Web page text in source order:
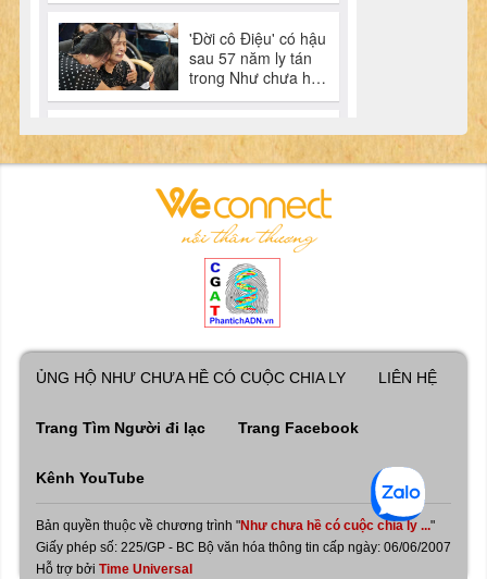
ỦNG HỘ NHƯ CHƯA HỀ CÓ CUỘC CHIA LY LIÊN HỆ
Trang Tìm Người đi lạc Trang Facebook
Kênh YouTube
Bản quyền thuộc về chương trình "Như chưa hề có cuộc chia ly ..."
Giấy phép số: 225/GP - BC Bộ văn hóa thông tin cấp ngày: 06/06/2007
Hỗ trợ bởi Time Universal